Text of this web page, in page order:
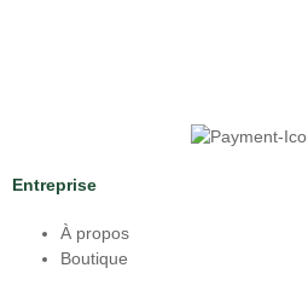
Entreprise
À propos
Boutique